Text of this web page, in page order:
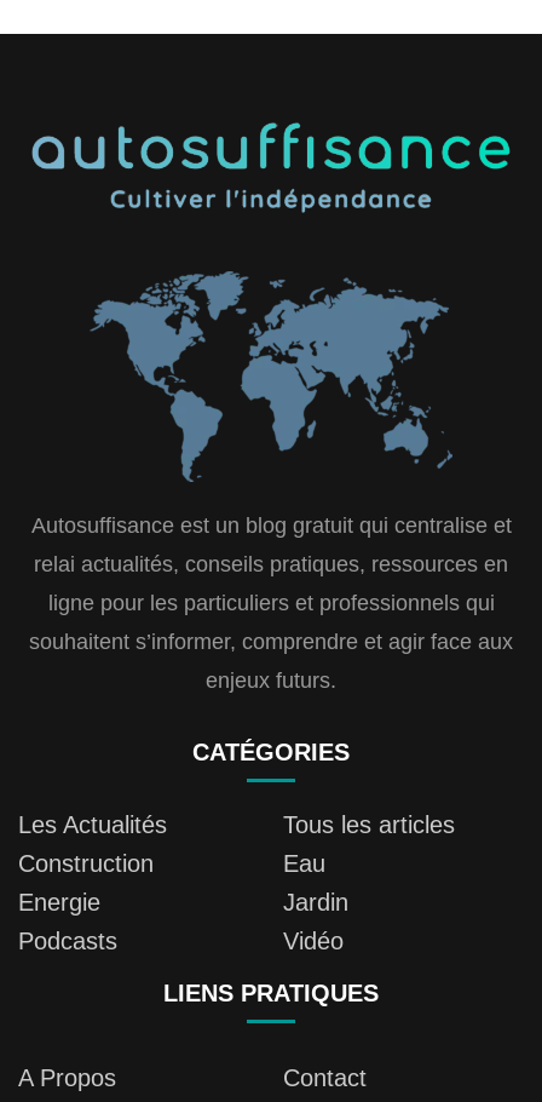
Autosuffisance est un blog gratuit qui centralise et
relai actualités, conseils pratiques, ressources en
ligne pour les particuliers et professionnels qui
souhaitent s’informer, comprendre et agir face aux
enjeux futurs.
CATÉGORIES
Les Actualités
Tous les articles
Construction
Eau
Energie
Jardin
Podcasts
Vidéo
LIENS PRATIQUES
A Propos
Contact